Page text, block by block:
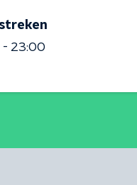
- 23:00